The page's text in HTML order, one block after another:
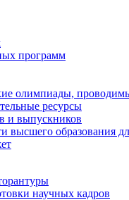
программ
олимпиады,
ресурсы
и выпускников
высшего образования
научных кадров